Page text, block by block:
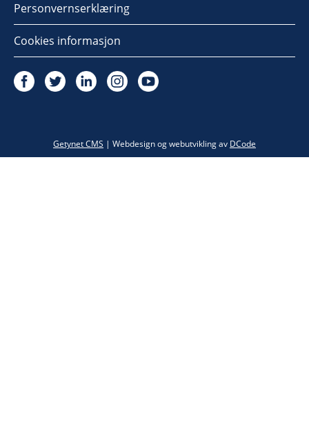
Personvernserklæring
Cookies informasjon
Getynet CMS | Webdesign og webutvikling av DCode